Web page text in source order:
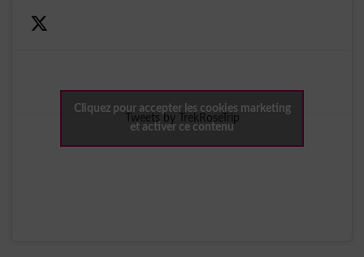
Tweets by TrekRoseTrip
Cliquez pour accepter les cookies marketing
et activer ce contenu